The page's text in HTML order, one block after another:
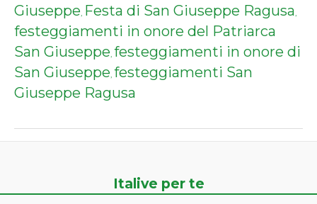
Giuseppe, Festa di San Giuseppe Ragusa,
festeggiamenti in onore del Patriarca
San Giuseppe, festeggiamenti in onore di
San Giuseppe, festeggiamenti San
Giuseppe Ragusa
Italive per te